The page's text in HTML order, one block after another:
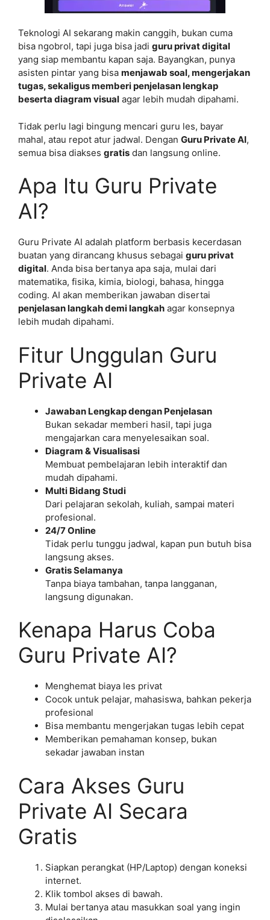
Teknologi AI sekarang makin canggih, bukan cuma
bisa ngobrol, tapi juga bisa jadi guru privat digital
yang siap membantu kapan saja. Bayangkan, punya
asisten pintar yang bisa menjawab soal, mengerjakan
tugas, sekaligus memberi penjelasan lengkap
beserta diagram visual agar lebih mudah dipahami.
Tidak perlu lagi bingung mencari guru les, bayar
mahal, atau repot atur jadwal. Dengan Guru Private AI,
semua bisa diakses gratis dan langsung online.
Apa Itu Guru Private
AI?
Guru Private AI adalah platform berbasis kecerdasan
buatan yang dirancang khusus sebagai guru privat
digital. Anda bisa bertanya apa saja, mulai dari
matematika, fisika, kimia, biologi, bahasa, hingga
coding. AI akan memberikan jawaban disertai
penjelasan langkah demi langkah agar konsepnya
lebih mudah dipahami.
Fitur Unggulan Guru
Private AI
Jawaban Lengkap dengan Penjelasan
Bukan sekadar memberi hasil, tapi juga
mengajarkan cara menyelesaikan soal.
Diagram & Visualisasi
Membuat pembelajaran lebih interaktif dan
mudah dipahami.
Multi Bidang Studi
Dari pelajaran sekolah, kuliah, sampai materi
profesional.
24/7 Online
Tidak perlu tunggu jadwal, kapan pun butuh bisa
langsung akses.
Gratis Selamanya
Tanpa biaya tambahan, tanpa langganan,
langsung digunakan.
Kenapa Harus Coba
Guru Private AI?
Menghemat biaya les privat
Cocok untuk pelajar, mahasiswa, bahkan pekerja
profesional
Bisa membantu mengerjakan tugas lebih cepat
Memberikan pemahaman konsep, bukan
sekadar jawaban instan
Cara Akses Guru
Private AI Secara
Gratis
Siapkan perangkat (HP/Laptop) dengan koneksi
internet.
Klik tombol akses di bawah.
Mulai bertanya atau masukkan soal yang ingin